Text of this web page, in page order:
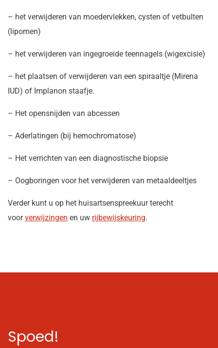
– het verwijderen van moedervlekken, cysten of vetbulten
(lipomen)
– het verwijderen van ingegroeide teennagels (wigexcisie)
– het plaatsen of verwijderen van een spiraaltje (Mirena
IUD) of Implanon staafje.
– Het opensnijden van abcessen
– Aderlatingen (bij hemochromatose)
– Het verrichten van een diagnostische biopsie
– Oogboringen voor het verwijderen van metaaldeeltjes
Verder kunt u op het huisartsenspreekuur terecht
voorverwijzingen en uw rijbewijskeuring.
Spoed!